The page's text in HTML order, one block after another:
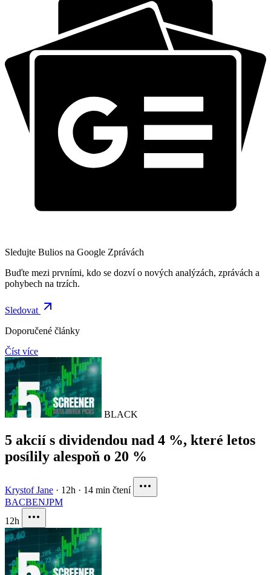
Sledujte Bulios na Google Zprávách
Buďte mezi prvními, kdo se dozví o nových analýzách, zprávách a
pohybech na trzích.
Sledovat
Doporučené články
Číst více
BLACK
5 akcií s dividendou nad 4 %, které letos
posílily alespoň o 20 %
Krystof Jane · 12h · 14 min čtení
BACBENJPM
12h